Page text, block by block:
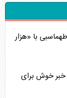
با «هزار
فروردین ۱۴۰۵ آغاز شد | خبر خوش برای